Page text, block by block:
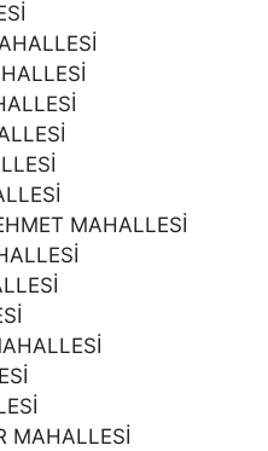
MAHALLESİ
MAHALLESİ